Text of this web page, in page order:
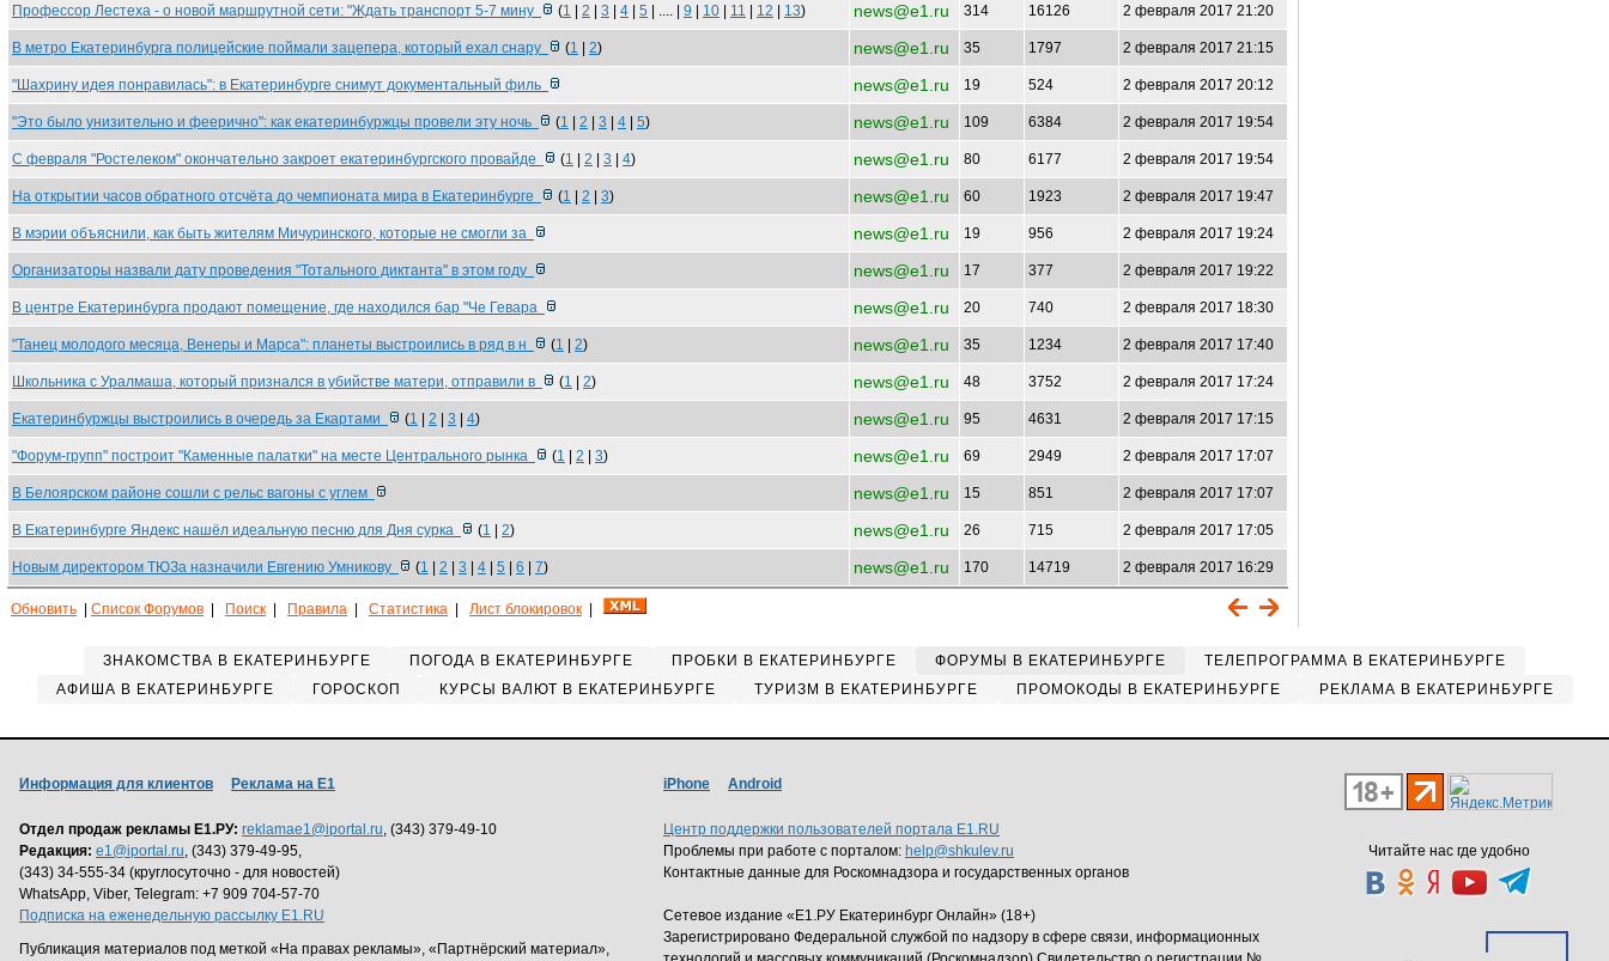
Профессор Лестеха - о новой маршрутной сети: "Ждать транспорт 5-7 мину (1 2 3 4 5 | .... | 9 10 11 12 13) news@e1.ru 314 16126 2 февраля 2017 21:20
В метро Екатеринбурга полицейские поймали зацепера, который ехал снару (1 2) news@e1.ru 35 1797 2 февраля 2017 21:15
"Шахрину идея понравилась": в Екатеринбурге снимут документальный филь news@e1.ru 19 524 2 февраля 2017 20:12
"Это было унизительно и феерично": как екатеринбуржцы провели эту ночь (1 2 3 4 5) news@e1.ru 109 6384 2 февраля 2017 19:54
С февраля "Ростелеком" окончательно закроет екатеринбургского провайде (1 2 3 4) news@e1.ru 80 6177 2 февраля 2017 19:54
На открытии часов обратного отсчёта до чемпионата мира в Екатеринбурге (1 2 3) news@e1.ru 60 1923 2 февраля 2017 19:47
В мэрии объяснили, как быть жителям Мичуринского, которые не смогли за news@e1.ru 19 956 2 февраля 2017 19:24
Организаторы назвали дату проведения "Тотального диктанта" в этом году news@e1.ru 17 377 2 февраля 2017 19:22
В центре Екатеринбурга продают помещение, где находился бар "Че Гевара news@e1.ru 20 740 2 февраля 2017 18:30
"Танец молодого месяца, Венеры и Марса": планеты выстроились в ряд в н (1 2) news@e1.ru 35 1234 2 февраля 2017 17:40
Школьника с Уралмаша, который признался в убийстве матери, отправили в (1 2) news@e1.ru 48 3752 2 февраля 2017 17:24
Екатеринбуржцы выстроились в очередь за Екартами (1 2 3 4) news@e1.ru 95 4631 2 февраля 2017 17:15
"Форум-групп" построит "Каменные палатки" на месте Центрального рынка (1 2 3) news@e1.ru 69 2949 2 февраля 2017 17:07
В Белоярском районе сошли с рельс вагоны с углем news@e1.ru 15 851 2 февраля 2017 17:07
В Екатеринбурге Яндекс нашёл идеальную песню для Дня сурка (1 2) news@e1.ru 26 715 2 февраля 2017 17:05
Новым директором ТЮЗа назначили Евгению Умникову (1 2 3 4 5 6 7) news@e1.ru 170 14719 2 февраля 2017 16:29
Обновить Список Форумов Поиск Правила Статистика Лист блокировок
ЗНАКОМСТВА В ЕКАТЕРИНБУРГЕ ПОГОДА В ЕКАТЕРИНБУРГЕ ПРОБКИ В ЕКАТЕРИНБУРГЕ ФОРУМЫ В ЕКАТЕРИНБУРГЕ
ТЕЛЕПРОГРАММА В ЕКАТЕРИНБУРГЕ
АФИША В ЕКАТЕРИНБУРГЕ
ГОРОСКОП КУРСЫ ВАЛЮТ В ЕКАТЕРИНБУРГЕ ТУРИЗМ В ЕКАТЕРИНБУРГЕ ПРОМОКОДЫ В ЕКАТЕРИНБУРГЕ РЕКЛАМА В ЕКАТЕРИНБУРГЕ
Читайте нас где удобно
Информация для клиентов Реклама на Е1
Отдел продаж рекламы Е1.РУ: reklamae1@iportal.ru, (343) 379-49-10
Редакция: e1@iportal.ru, (343) 379-49-95,
(343) 34-555-34 (круглосуточно - для новостей)
WhatsApp, Viber, Telegram: +7 909 704-57-70
Подписка на еженедельную рассылку E1.RU
Публикация материалов под меткой «На правах рекламы», «Партнёрский материал»,
iPhone Android
Центр поддержки пользователей портала E1.RU
Проблемы при работе с порталом: help@shkulev.ru
Контактные данные для Роскомнадзора и государственных органов
Сетевое издание «Е1.РУ Екатеринбург Онлайн» (18+)
Зарегистрировано Федеральной службой по надзору в сфере связи, информационных